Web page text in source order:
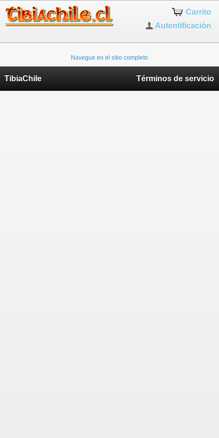
Carrito
Autentificación
Navegue en el sitio completo
TibiaChile Términos de servicio